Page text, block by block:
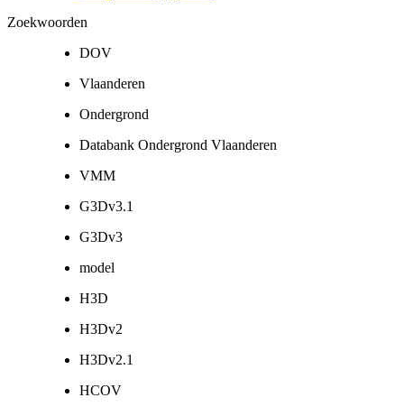
Zoekwoorden
DOV
Vlaanderen
Ondergrond
Databank Ondergrond Vlaanderen
VMM
G3Dv3.1
G3Dv3
model
H3D
H3Dv2
H3Dv2.1
HCOV